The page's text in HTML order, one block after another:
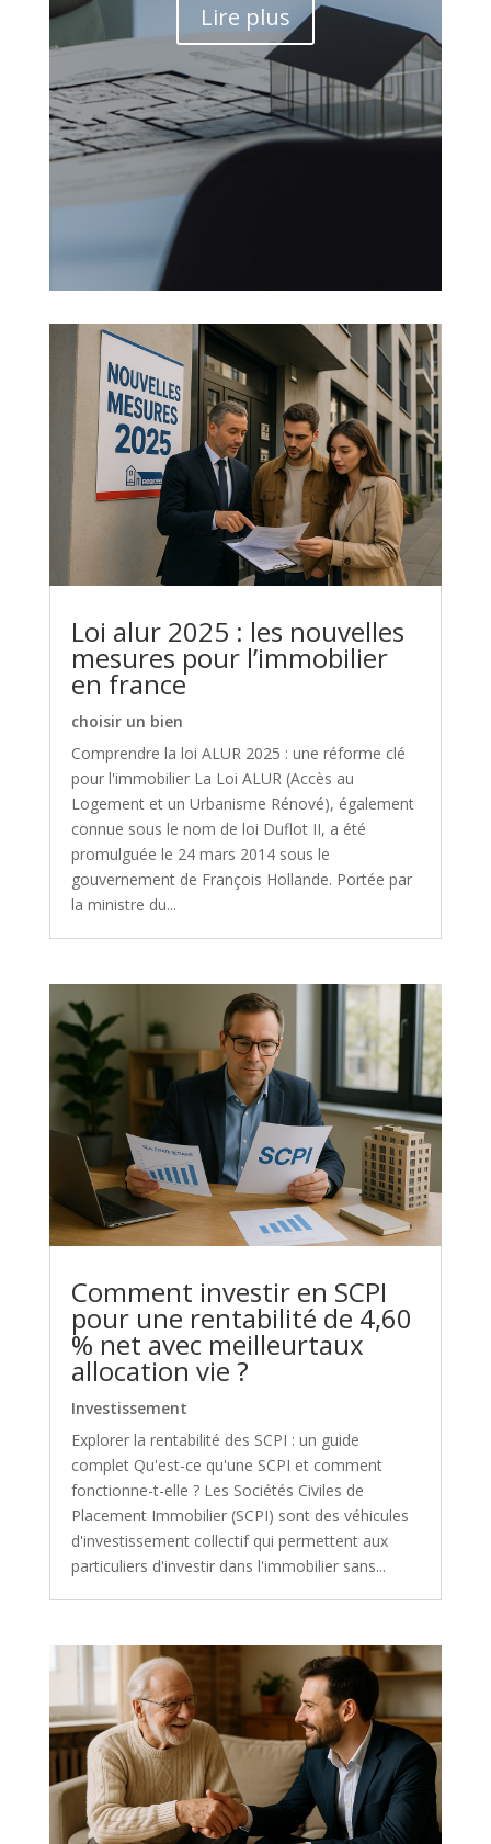
Lire plus
Loi alur 2025 : les nouvelles
mesures pour l’immobilier
en france
choisir un bien
Comprendre la loi ALUR 2025 : une réforme clé
pour l'immobilier La Loi ALUR (Accès au
Logement et un Urbanisme Rénové), également
connue sous le nom de loi Duflot II, a été
promulguée le 24 mars 2014 sous le
gouvernement de François Hollande. Portée par
la ministre du...
Comment investir en SCPI
pour une rentabilité de 4,60
% net avec meilleurtaux
allocation vie ?
Investissement
Explorer la rentabilité des SCPI : un guide
complet Qu'est-ce qu'une SCPI et comment
fonctionne-t-elle ? Les Sociétés Civiles de
Placement Immobilier (SCPI) sont des véhicules
d'investissement collectif qui permettent aux
particuliers d'investir dans l'immobilier sans...